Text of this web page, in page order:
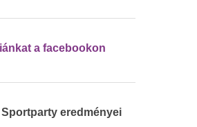
a facebookon
Sportparty eredményei